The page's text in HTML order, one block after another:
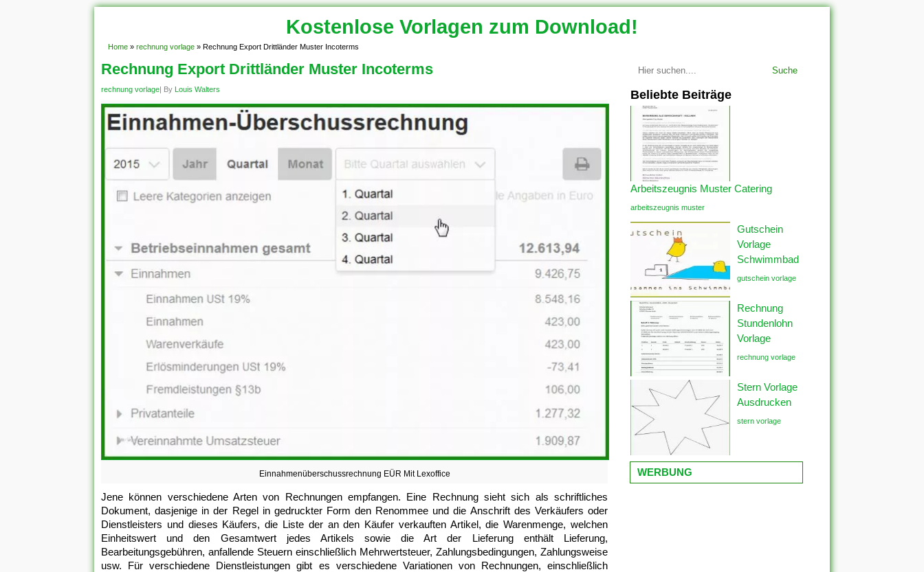
Kostenlose Vorlagen zum Download!
Home » rechnung vorlage » Rechnung Export Drittländer Muster Incoterms
Rechnung Export Drittländer Muster Incoterms
rechnung vorlage| By Louis Walters
Einnahmenüberschussrechnung EÜR Mit Lexoffice
Jene können verschiedene Arten von Rechnungen empfangen. Eine Rechnung sieht sich als schriftliches
Dokument, dasjenige in der Regel in gedruckter Form den Renommee und die Anschrift des Verkäufers oder
Dienstleisters und dieses Käufers, die Liste der an den Käufer verkauften Artikel, die Warenmenge, welchen
Einheitswert und den Gesamtwert jedes Artikels sowie die Art der Lieferung enthält Lieferung,
Bearbeitungsgebühren, anfallende Steuern einschließlich Mehrwertsteuer, Zahlungsbedingungen, Zahlungsweise
usw. Für verschiedene Dienstleistungen gibt es verschiedene Variationen von Rechnungen, einschließlich
Suche
Beliebte Beiträge
Arbeitszeugnis Muster Catering
arbeitszeugnis muster
Gutschein
Vorlage
Schwimmbad
gutschein vorlage
Rechnung
Stundenlohn
Vorlage
rechnung vorlage
Stern Vorlage
Ausdrucken
stern vorlage
WERBUNG